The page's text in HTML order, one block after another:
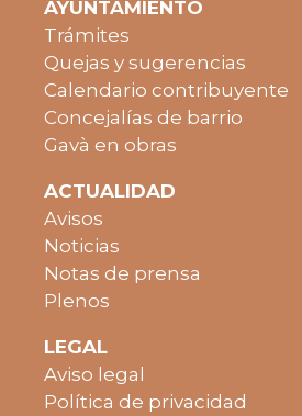
AYUNTAMIENTO
Trámites
Quejas y sugerencias
Calendario contribuyente
Concejalías de barrio
Gavà en obras
ACTUALIDAD
Avisos
Noticias
Notas de prensa
Plenos
LEGAL
Aviso legal
Política de privacidad